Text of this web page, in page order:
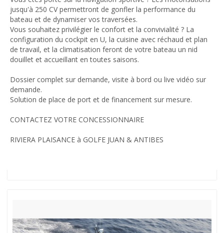
jusqu'à 250 CV permettront de gonfler la performance du
bateau et de dynamiser vos traversées.
Vous souhaitez privilégier le confort et la convivialité ? La
configuration du cockpit en U, la cuisine avec réchaud et plan
de travail, et la climatisation feront de votre bateau un nid
douillet et accueillant en toutes saisons.
Dossier complet sur demande, visite à bord ou live vidéo sur
demande.
Solution de place de port et de financement sur mesure.
CONTACTEZ VOTRE CONCESSIONNAIRE
RIVIERA PLAISANCE à GOLFE JUAN & ANTIBES